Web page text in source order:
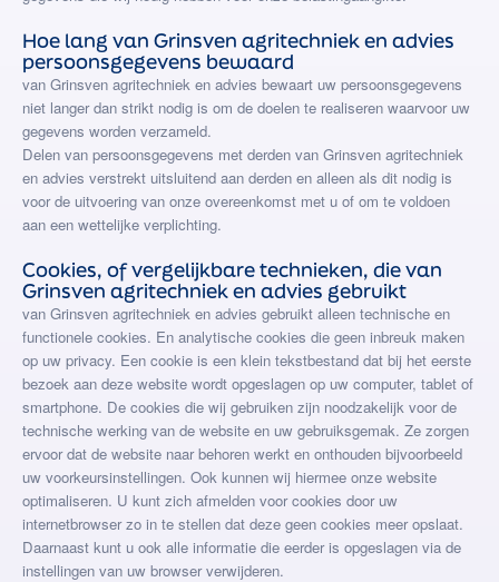
Hoe lang van Grinsven agritechniek en advies
persoonsgegevens bewaard
van Grinsven agritechniek en advies bewaart uw persoonsgegevens
niet langer dan strikt nodig is om de doelen te realiseren waarvoor uw
gegevens worden verzameld.
Delen van persoonsgegevens met derden van Grinsven agritechniek
en advies verstrekt uitsluitend aan derden en alleen als dit nodig is
voor de uitvoering van onze overeenkomst met u of om te voldoen
aan een wettelijke verplichting.
Cookies, of vergelijkbare technieken, die van
Grinsven agritechniek en advies gebruikt
van Grinsven agritechniek en advies gebruikt alleen technische en
functionele cookies. En analytische cookies die geen inbreuk maken
op uw privacy. Een cookie is een klein tekstbestand dat bij het eerste
bezoek aan deze website wordt opgeslagen op uw computer, tablet of
smartphone. De cookies die wij gebruiken zijn noodzakelijk voor de
technische werking van de website en uw gebruiksgemak. Ze zorgen
ervoor dat de website naar behoren werkt en onthouden bijvoorbeeld
uw voorkeursinstellingen. Ook kunnen wij hiermee onze website
optimaliseren. U kunt zich afmelden voor cookies door uw
internetbrowser zo in te stellen dat deze geen cookies meer opslaat.
Daarnaast kunt u ook alle informatie die eerder is opgeslagen via de
instellingen van uw browser verwijderen.